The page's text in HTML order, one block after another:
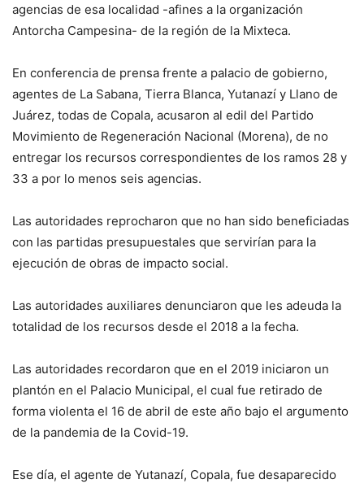
agencias de esa localidad -afines a la organización
Antorcha Campesina- de la región de la Mixteca.
En conferencia de prensa frente a palacio de gobierno,
agentes de La Sabana, Tierra Blanca, Yutanazí y Llano de
Juárez, todas de Copala, acusaron al edil del Partido
Movimiento de Regeneración Nacional (Morena), de no
entregar los recursos correspondientes de los ramos 28 y
33 a por lo menos seis agencias.
Las autoridades reprocharon que no han sido beneficiadas
con las partidas presupuestales que servirían para la
ejecución de obras de impacto social.
Las autoridades auxiliares denunciaron que les adeuda la
totalidad de los recursos desde el 2018 a la fecha.
Las autoridades recordaron que en el 2019 iniciaron un
plantón en el Palacio Municipal, el cual fue retirado de
forma violenta el 16 de abril de este año bajo el argumento
de la pandemia de la Covid-19.
Ese día, el agente de Yutanazí, Copala, fue desaparecido